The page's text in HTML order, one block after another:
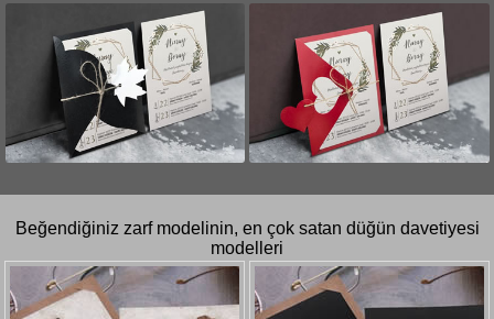
Beğendiğiniz zarf modelinin, en çok satan düğün davetiyesi
modelleri